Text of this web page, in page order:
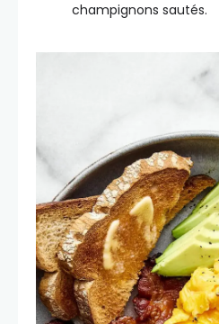
champignons sautés.